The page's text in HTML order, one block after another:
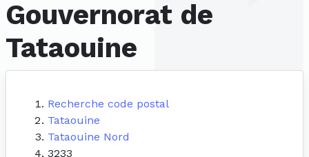
Gouvernorat de
Tataouine
Recherche code postal
Tataouine
Tataouine Nord
3233